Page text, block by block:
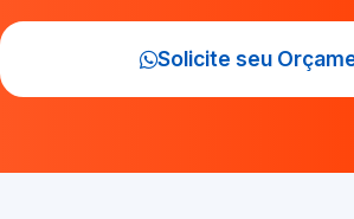
Solicite seu